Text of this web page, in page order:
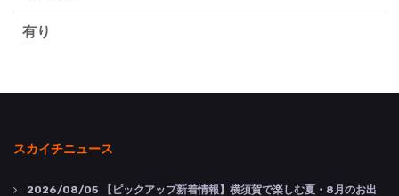
有り
スカイチニュース
2026/08/05 【ピックアップ新着情報】横須賀で楽しむ夏・8月のお出